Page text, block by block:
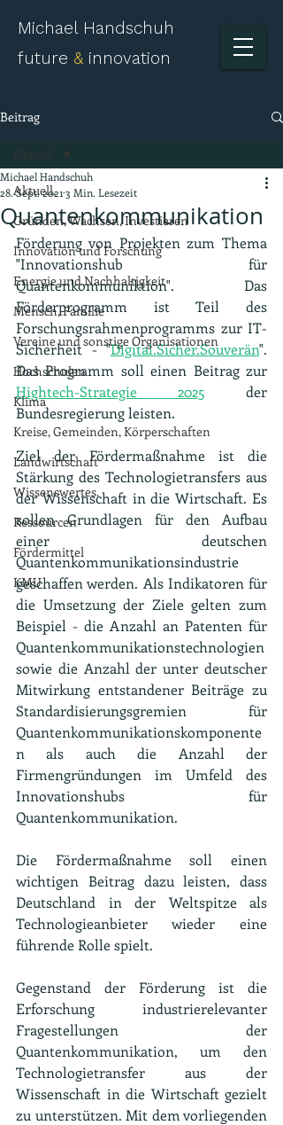
Michael Handschuh
future & innovation
Beitrag
Aktuell.
Gründen, Wachsen, Investieren
Innovation und Forschung
Energie und Nachhaltigkeit
Mensch, Familie
Vereine und sonstige Organisationen
Hochschulen
Klima
Kreise, Gemeinden, Körperschaften
Landwirtschaft
Wissenswertes.
Ressourcen
Fördermittel
KMU
Aktuell.
Quantenkommunikation
Michael Handschuh
28. Sept. 2021 3 Min. Lesezeit
Förderung von Projekten zum Thema
"Innovationshub für
Quantenkommuniktion". Das
Förderprogramm ist Teil des
Forschungsrahmenprogramms zur IT-
Sicherheit - "Digital.Sicher.Souverän".
Hightech-Strategie 2025 der
Bundesregierung leisten.
Ziel der Fördermaßnahme ist die
Stärkung des Technologietransfers aus
der Wissenschaft in die Wirtschaft. Es
sollen Grundlagen für den Aufbau
einer deutschen
Quantenkommunikationsindustrie
geschaffen werden. Als Indikatoren für
die Umsetzung der Ziele gelten zum
Beispiel - die Anzahl an Patenten für
Quantenkommunikationstechnologien
sowie die Anzahl der unter deutscher
Mitwirkung entstandener Beiträge zu
Standardisierungsgremien für
Quantenkommunikationskomponente
n als auch die Anzahl der
Firmengründungen im Umfeld des
Innovationshubs für
Quantenkommunikation.
Die Fördermaßnahme soll einen
wichtigen Beitrag dazu leisten, dass
Deutschland in der Weltspitze als
Technologieanbieter wieder eine
führende Rolle spielt.
Gegenstand der Förderung ist die
Erforschung industrierelevanter
Fragestellungen der
Quantenkommunikation, um den
Technologietransfer aus der
Wissenschaft in die Wirtschaft gezielt
zu unterstützen. Mit dem vorliegenden